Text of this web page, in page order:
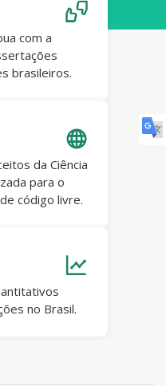
com a
brasileiros.
da Ciência
para o
código livre.
no Brasil.